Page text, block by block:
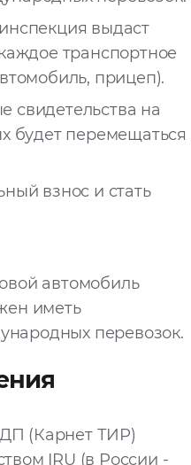
выдаст
транспортное
прицеп).
свидетельства на
будет перемещаться
взнос и стать
автомобиль
иметь
перевозок.
(Карнет ТИР)
IRU (в России -